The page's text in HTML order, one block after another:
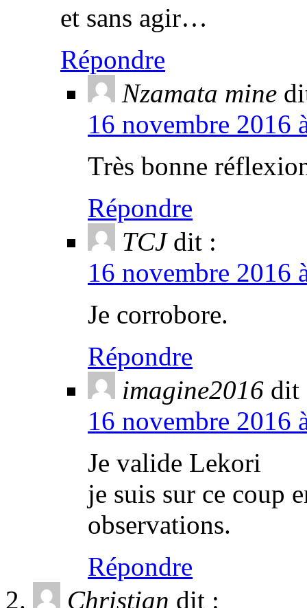
et sans agir…
Répondre
Nzamata mine
16 novembre 2016
Très bonne
Répondre
TCJ dit :
16 novembre 2016
Je corrobore.
Répondre
imagine2016 dit
16 novembre 2016
Je valide Lekori
je suis sur ce coup
observations.
Répondre
Christian dit :